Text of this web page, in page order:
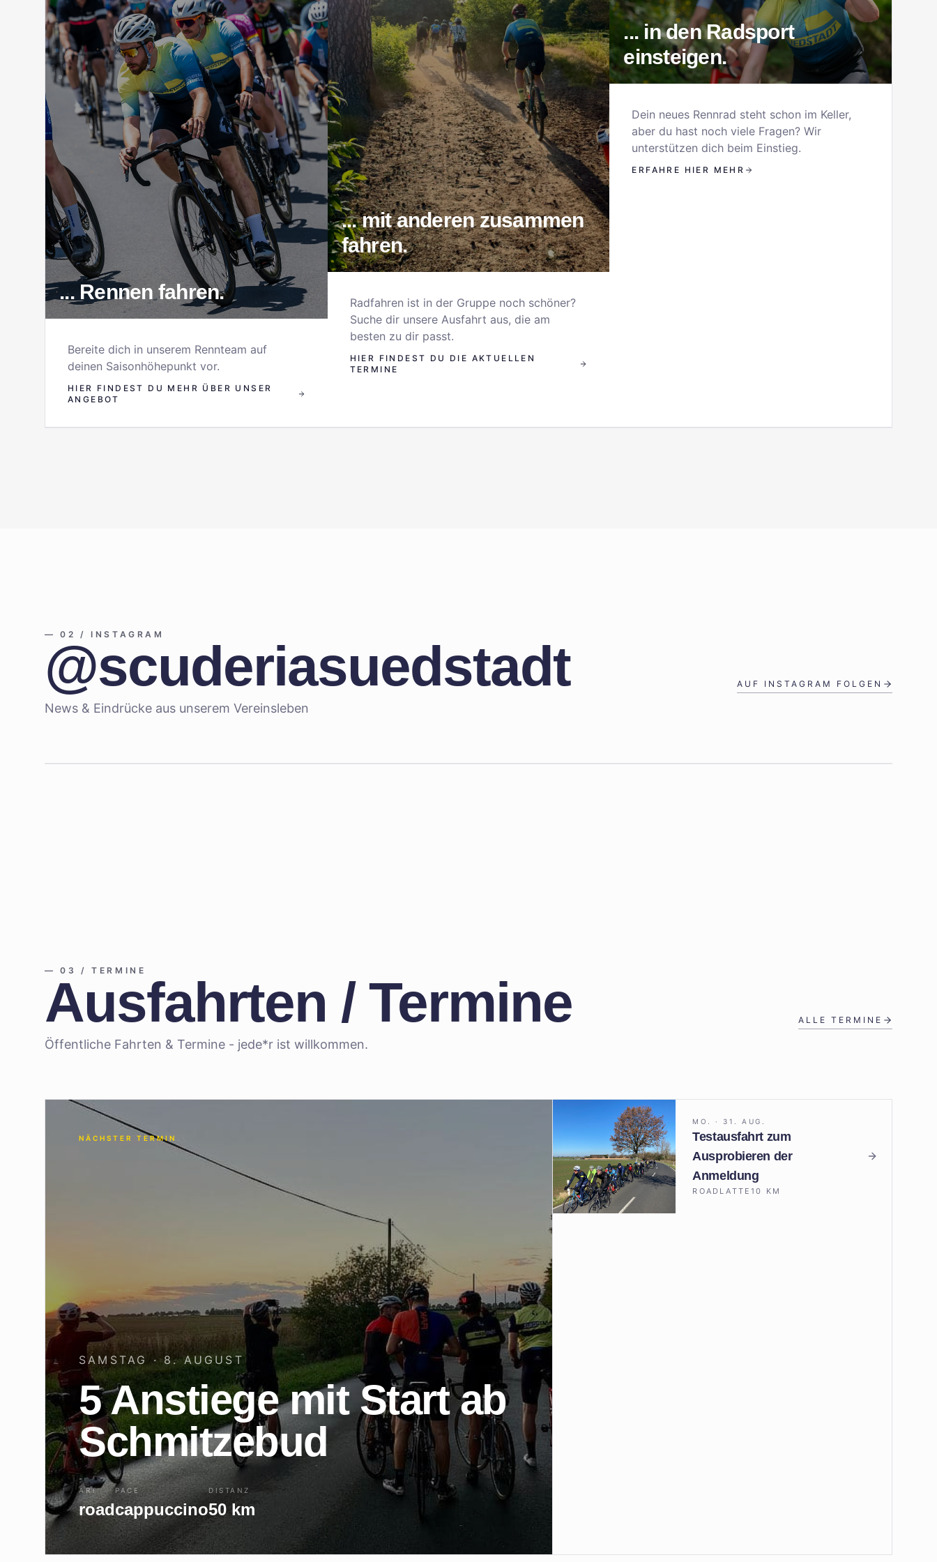
... Rennen fahren.
Bereite dich in unserem Rennteam auf
deinen Saisonhöhepunkt vor.
HIER FINDEST DU MEHR ÜBER UNSER
ANGEBOT
... mit anderen zusammen
fahren.
Radfahren ist in der Gruppe noch schöner?
Suche dir unsere Ausfahrt aus, die am
besten zu dir passt.
HIER FINDEST DU DIE AKTUELLEN
TERMINE
... in den Radsport
einsteigen.
Dein neues Rennrad steht schon im Keller,
aber du hast noch viele Fragen? Wir
unterstützen dich beim Einstieg.
ERFAHRE HIER MEHR
—02 / INSTAGRAM
@scuderiasuedstadt AUF INSTAGRAM FOLGEN
News & Eindrücke aus unserem Vereinsleben
—03 / TERMINE
Ausfahrten / Termine ALLE TERMINE
Öffentliche Fahrten & Termine - jede*r ist willkommen.
NÄCHSTER TERMIN
SAMSTAG · 8. AUGUST
5 Anstiege mit Start ab
Schmitzebud
ART
road
PACE
cappuccino
DISTANZ
50 km
MO. · 31. AUG.
Testausfahrt zum
Ausprobieren der
Anmeldung
ROAD LATTE10 KM